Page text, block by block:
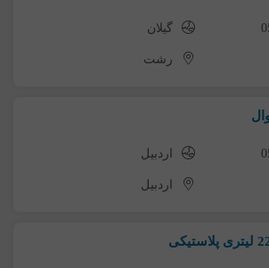
گیلان
رشت
اردبیل
اردبیل